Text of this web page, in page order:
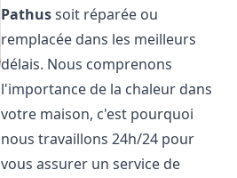
Pathussoit réparée ou
remplacée dans les meilleurs
délais. Nous comprenons
l'importance de la chaleur dans
votre maison, c'est pourquoi
nous travaillons 24h/24 pour
vous assurer un service de